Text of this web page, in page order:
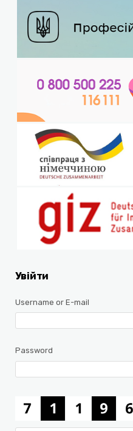
Увійти
Username or E-mail
Password